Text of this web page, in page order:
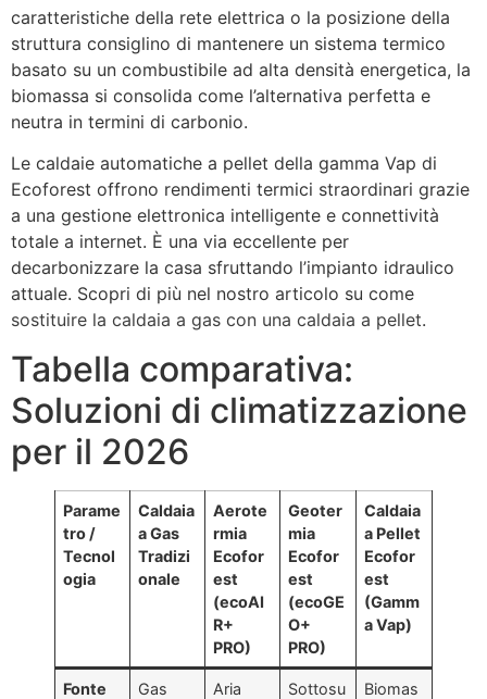
caratteristiche della rete elettrica o la posizione della
struttura consiglino di mantenere un sistema termico
basato su un combustibile ad alta densità energetica, la
biomassa si consolida come l’alternativa perfetta e
neutra in termini di carbonio.
Le caldaie automatiche a pellet della gamma Vap di
Ecoforest offrono rendimenti termici straordinari grazie
a una gestione elettronica intelligente e connettività
totale a internet. È una via eccellente per
decarbonizzare la casa sfruttando l’impianto idraulico
attuale. Scopri di più nel nostro articolo su come
sostituire la caldaia a gas con una caldaia a pellet.
Tabella comparativa:
Soluzioni di climatizzazione
per il 2026
Parame
tro /
Tecnol
ogia
Caldaia
a Gas
Tradizi
onale
Aerote
rmia
Ecofor
est
(ecoAI
R+
PRO)
Geoter
mia
Ecofor
est
(ecoGE
O+
PRO)
Caldaia
a Pellet
Ecofor
est
(Gamm
a Vap)
Fonte
Gas
Aria
Sottosu
Biomas